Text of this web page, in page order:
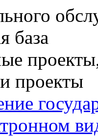
база
проекты